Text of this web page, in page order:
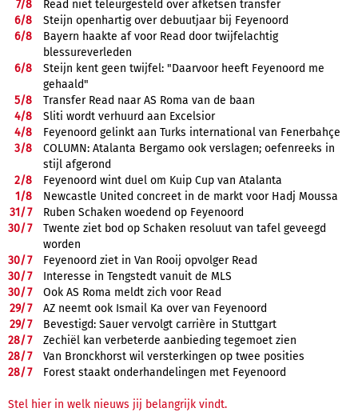
7/8
Read niet teleurgesteld over afketsen transfer
6/8
Steijn openhartig over debuutjaar bij Feyenoord
6/8
Bayern haakte af voor Read door twijfelachtig
blessureverleden
6/8
Steijn kent geen twijfel: "Daarvoor heeft Feyenoord me
gehaald"
5/8
Transfer Read naar AS Roma van de baan
4/8
Sliti wordt verhuurd aan Excelsior
4/8
Feyenoord gelinkt aan Turks international van Fenerbahçe
3/8
COLUMN: Atalanta Bergamo ook verslagen; oefenreeks in
stijl afgerond
2/8
Feyenoord wint duel om Kuip Cup van Atalanta
1/8
Newcastle United concreet in de markt voor Hadj Moussa
31/7
Ruben Schaken woedend op Feyenoord
30/7
Twente ziet bod op Schaken resoluut van tafel geveegd
worden
30/7
Feyenoord ziet in Van Rooij opvolger Read
30/7
Interesse in Tengstedt vanuit de MLS
30/7
Ook AS Roma meldt zich voor Read
29/7
AZ neemt ook Ismail Ka over van Feyenoord
29/7
Bevestigd: Sauer vervolgt carrière in Stuttgart
28/7
Zechiël kan verbeterde aanbieding tegemoet zien
28/7
Van Bronckhorst wil versterkingen op twee posities
28/7 Forest staakt onderhandelingen met Feyenoord
Stel hier in welk nieuws jij belangrijk vindt.